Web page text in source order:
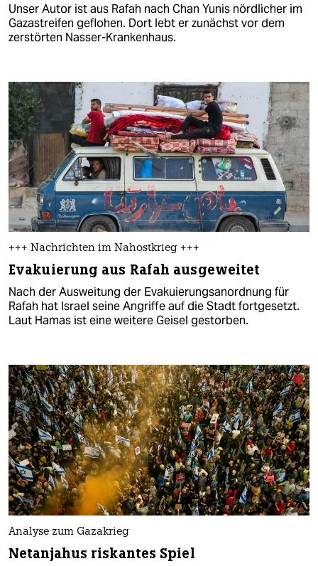
Unser Autor ist aus Rafah nach Chan Yunis nördlicher im
Gazastreifen geflohen. Dort lebt er zunächst vor dem
zerstörten Nasser-Krankenhaus.
+++ Nachrichten im Nahostkrieg +++
Evakuierung aus Rafah ausgeweitet
Nach der Ausweitung der Evakuierungsanordnung für
Rafah hat Israel seine Angriffe auf die Stadt fortgesetzt.
Laut Hamas ist eine weitere Geisel gestorben.
Analyse zum Gazakrieg
Netanjahus riskantes Spiel